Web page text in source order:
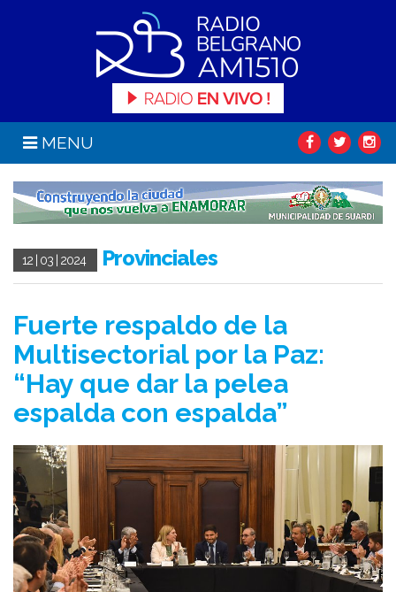
MENU
12 | 03 | 2024 Provinciales
Fuerte respaldo de la
Multisectorial por la Paz:
“Hay que dar la pelea
espalda con espalda”